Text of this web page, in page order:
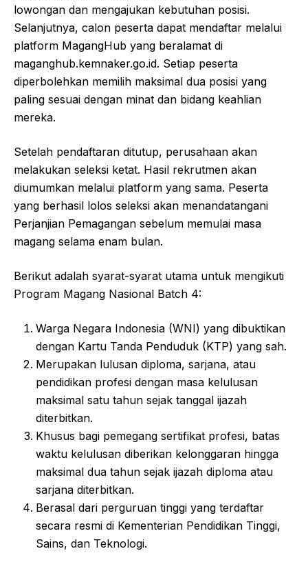
lowongan dan mengajukan kebutuhan posisi.
Selanjutnya, calon peserta dapat mendaftar melalui
platform MagangHub yang beralamat di
maganghub.kemnaker.go.id. Setiap peserta
diperbolehkan memilih maksimal dua posisi yang
paling sesuai dengan minat dan bidang keahlian
mereka.
Setelah pendaftaran ditutup, perusahaan akan
melakukan seleksi ketat. Hasil rekrutmen akan
diumumkan melalui platform yang sama. Peserta
yang berhasil lolos seleksi akan menandatangani
Perjanjian Pemagangan sebelum memulai masa
magang selama enam bulan.
Berikut adalah syarat-syarat utama untuk mengikuti
Program Magang Nasional Batch 4:
Warga Negara Indonesia (WNI) yang dibuktikan
dengan Kartu Tanda Penduduk (KTP) yang sah.
Merupakan lulusan diploma, sarjana, atau
pendidikan profesi dengan masa kelulusan
maksimal satu tahun sejak tanggal ijazah
diterbitkan.
Khusus bagi pemegang sertifikat profesi, batas
waktu kelulusan diberikan kelonggaran hingga
maksimal dua tahun sejak ijazah diploma atau
sarjana diterbitkan.
Berasal dari perguruan tinggi yang terdaftar
secara resmi di Kementerian Pendidikan Tinggi,
Sains, dan Teknologi.